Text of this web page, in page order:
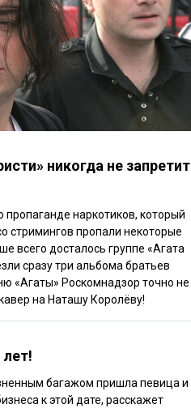
никогда не запретит
пропаганде наркотиков, который
стримингов пропали некоторые
всего досталось группе «Агата
сразу три альбома братьев
«Агаты» Роскомнадзор точно не
на Наташу Королёву!
багажом пришла певица и
к этой дате, расскажет